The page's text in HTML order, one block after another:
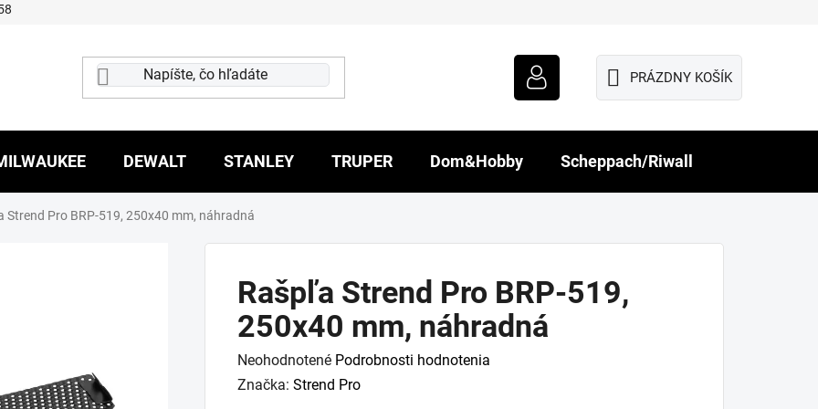
NÁKUPNÝ
PRÁZDNY KOŠÍK
DEWALT STANLEY TRUPER Dom&Hobby Scheppach/Riwall
Strend Pro BRP-519, 250x40 mm, náhradná
Rašpľa Strend Pro BRP-519,
250x40 mm, náhradná
Priemerné
hodnotenie
Neohodnotené Podrobnosti hodnotenia
Značka: Strend Pro